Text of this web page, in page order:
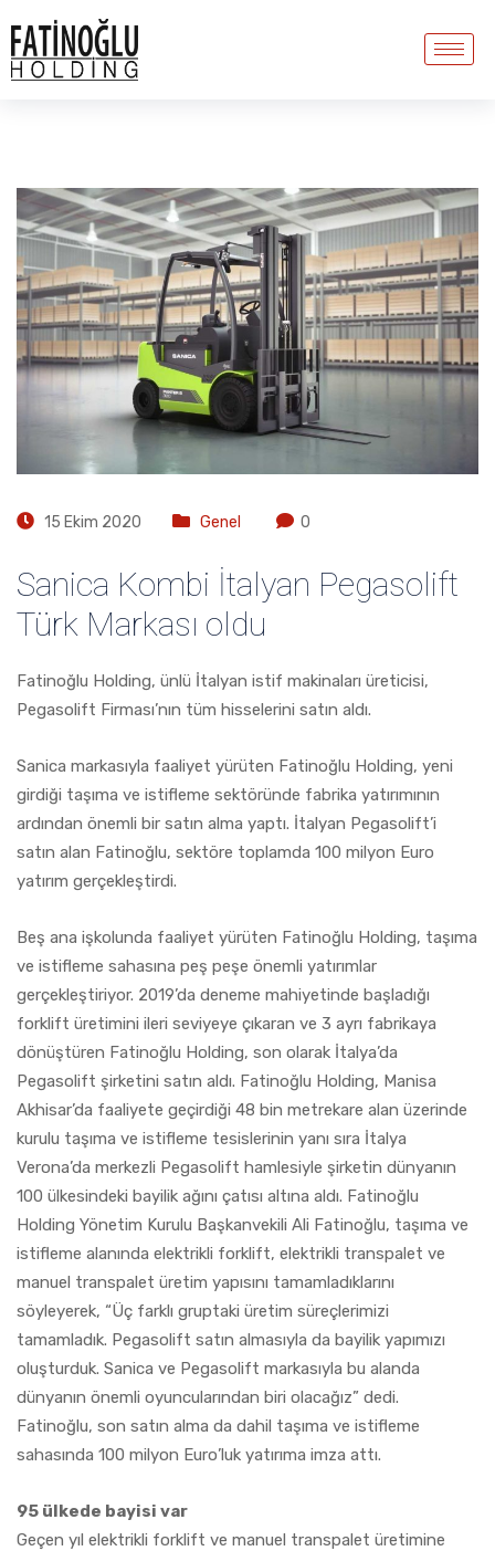
15 Ekim 2020 Genel 0
Sanica Kombi İtalyan Pegasolift
Türk Markası oldu
Fatinoğlu Holding, ünlü İtalyan istif makinaları üreticisi,
Pegasolift Firması’nın tüm hisselerini satın aldı.
Sanica markasıyla faaliyet yürüten Fatinoğlu Holding, yeni
girdiği taşıma ve istifleme sektöründe fabrika yatırımının
ardından önemli bir satın alma yaptı. İtalyan Pegasolift’i
satın alan Fatinoğlu, sektöre toplamda 100 milyon Euro
yatırım gerçekleştirdi.
Beş ana işkolunda faaliyet yürüten Fatinoğlu Holding, taşıma
ve istifleme sahasına peş peşe önemli yatırımlar
gerçekleştiriyor. 2019’da deneme mahiyetinde başladığı
forklift üretimini ileri seviyeye çıkaran ve 3 ayrı fabrikaya
dönüştüren Fatinoğlu Holding, son olarak İtalya’da
Pegasolift şirketini satın aldı. Fatinoğlu Holding, Manisa
Akhisar’da faaliyete geçirdiği 48 bin metrekare alan üzerinde
kurulu taşıma ve istifleme tesislerinin yanı sıra İtalya
Verona’da merkezli Pegasolift hamlesiyle şirketin dünyanın
100 ülkesindeki bayilik ağını çatısı altına aldı. Fatinoğlu
Holding Yönetim Kurulu Başkanvekili Ali Fatinoğlu, taşıma ve
istifleme alanında elektrikli forklift, elektrikli transpalet ve
manuel transpalet üretim yapısını tamamladıklarını
söyleyerek, “Üç farklı gruptaki üretim süreçlerimizi
tamamladık. Pegasolift satın almasıyla da bayilik yapımızı
oluşturduk. Sanica ve Pegasolift markasıyla bu alanda
dünyanın önemli oyuncularından biri olacağız” dedi.
Fatinoğlu, son satın alma da dahil taşıma ve istifleme
sahasında 100 milyon Euro’luk yatırıma imza attı.
95 ülkede bayisi var
Geçen yıl elektrikli forklift ve manuel transpalet üretimine